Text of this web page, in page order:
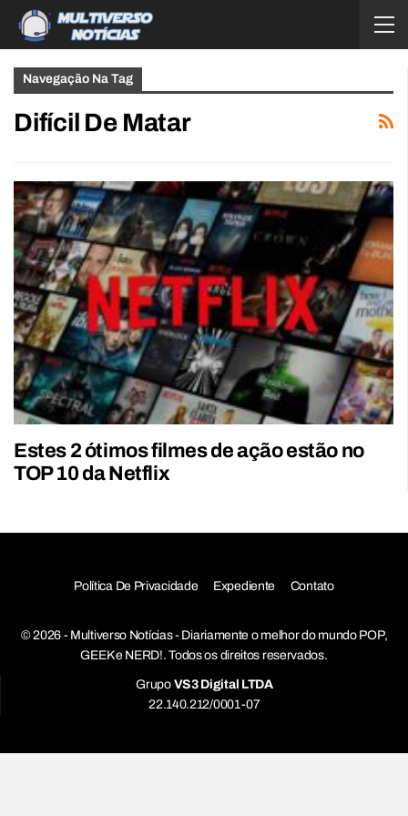
Navegação Na Tag
Difícil De Matar
Estes 2 ótimos filmes de ação estão no
TOP 10 da Netflix
Política De Privacidade Expediente Contato
© 2026 - Multiverso Notícias - Diariamente o melhor do mundo POP,
GEEK e NERD!. Todos os direitos reservados.
Grupo VS3 Digital LTDA
22.140.212/0001-07